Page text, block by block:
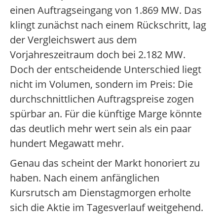
einen Auftragseingang von 1.869 MW. Das
klingt zunächst nach einem Rückschritt, lag
der Vergleichswert aus dem
Vorjahreszeitraum doch bei 2.182 MW.
Doch der entscheidende Unterschied liegt
nicht im Volumen, sondern im Preis: Die
durchschnittlichen Auftragspreise zogen
spürbar an. Für die künftige Marge könnte
das deutlich mehr wert sein als ein paar
hundert Megawatt mehr.
Genau das scheint der Markt honoriert zu
haben. Nach einem anfänglichen
Kursrutsch am Dienstagmorgen erholte
sich die Aktie im Tagesverlauf weitgehend.